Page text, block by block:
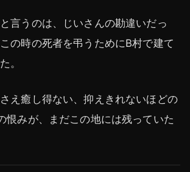
言うのは、じいさんの勘違いだっ
の時の死者を弔うためにB村で建て
。
え癒し得ない、抑えきれないほどの
恨みが、まだこの地には残っていた